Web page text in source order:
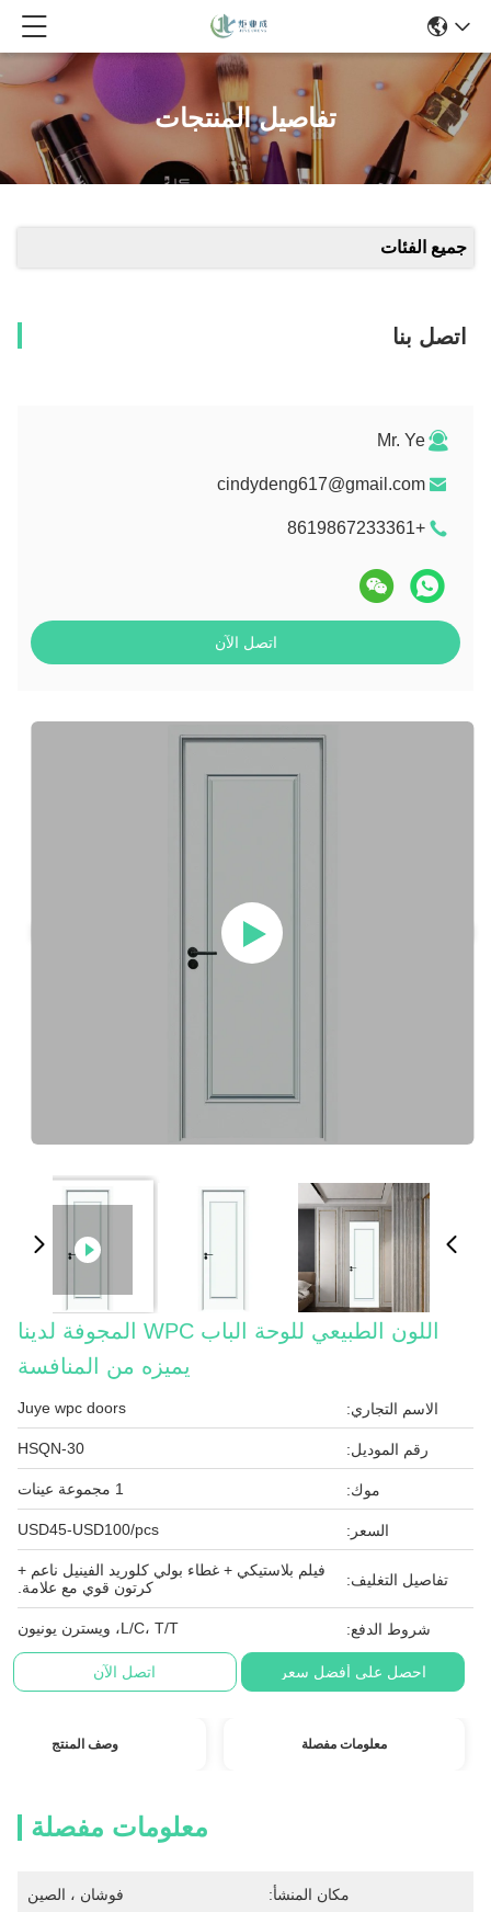
تفاصيل المنتجات
جميع الفئات
اتصل بنا
Mr. Ye
cindydeng617@gmail.com
+8619867233361
اتصل الآن
اللون الطبيعي للوحة الباب WPC المجوفة لدينا
يميزه من المنافسة
الاسم التجاري: Juye wpc doors
رقم الموديل: HSQN-30
موك: 1 مجموعة عينات
السعر: USD45-USD100/pcs
تفاصيل التغليف:
فيلم بلاستيكي + غطاء بولي كلوريد الفينيل ناعم +
كرتون قوي مع علامة.
شروط الدفع: L/C، T/T، ويسترن يونيون
احصل على أفضل سعر اتصل الآن
معلومات مفصلة وصف المنتج
معلومات مفصلة
مكان المنشأ: فوشان ، الصين